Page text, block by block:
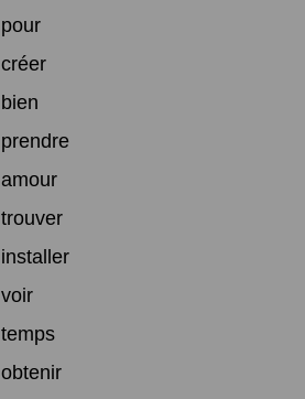
pour
créer
bien
prendre
amour
trouver
installer
voir
temps
obtenir